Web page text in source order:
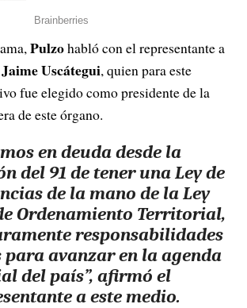
Pulzohabló con el representante a
Uscátegui, quien para este
fue elegido como presidente de la
de este órgano.
en deuda desde la
del 91 de tener una Ley de
de la mano de la Ley
Ordenamiento Territorial,
responsabilidades
para avanzar en la agenda
del país”, afirmó el
a este medio.